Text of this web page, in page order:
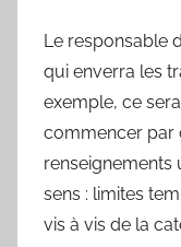
Le responsable
qui enverra les
exemple, ce
commencer par
renseignements
sens : limites
vis à vis de la